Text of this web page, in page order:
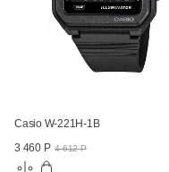
Casio W-221H-1B
3 460 Р 4 612 Р